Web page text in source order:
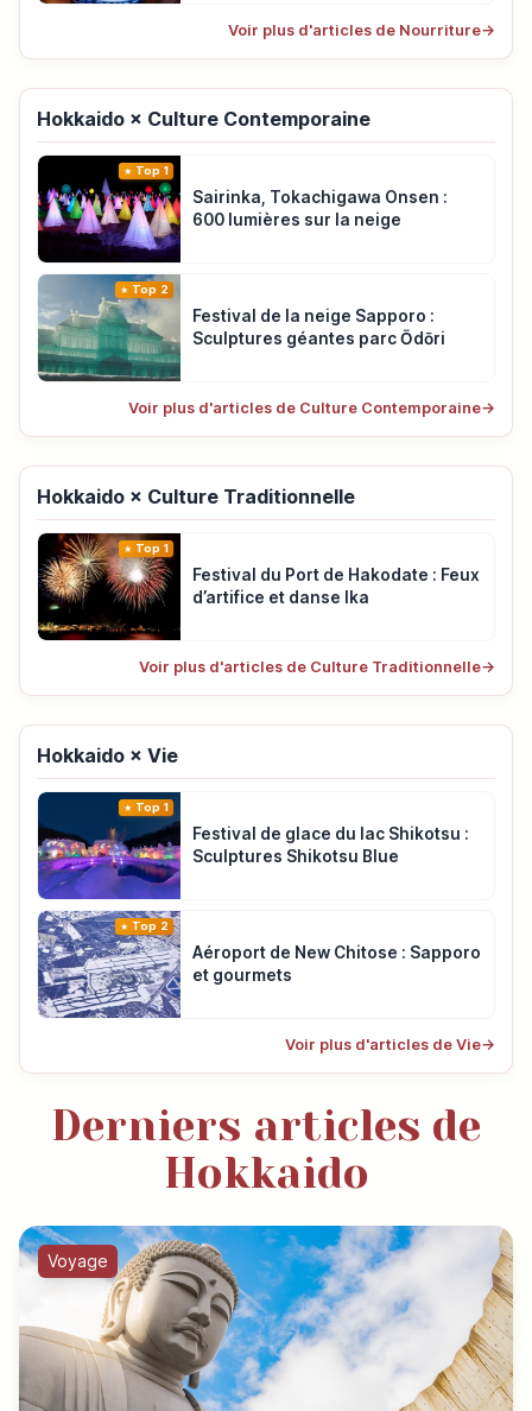
Voir plus d'articles de Nourriture→
Hokkaido × Culture Contemporaine
Top 1
Sairinka, Tokachigawa Onsen :
600 lumières sur la neige
Top 2
Festival de la neige Sapporo :
Sculptures géantes parc Ōdōri
Voir plus d'articles de Culture Contemporaine→
Hokkaido × Culture Traditionnelle
Top 1
Festival du Port de Hakodate : Feux
d’artifice et danse Ika
Voir plus d'articles de Culture Traditionnelle→
Hokkaido × Vie
Top 1
Festival de glace du lac Shikotsu :
Sculptures Shikotsu Blue
Top 2
Aéroport de New Chitose : Sapporo
et gourmets
Voir plus d'articles de Vie→
Derniers articles de
Hokkaido
Voyage